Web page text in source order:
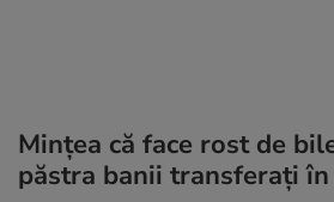
Mințea că face rost de
păstra banii transferați